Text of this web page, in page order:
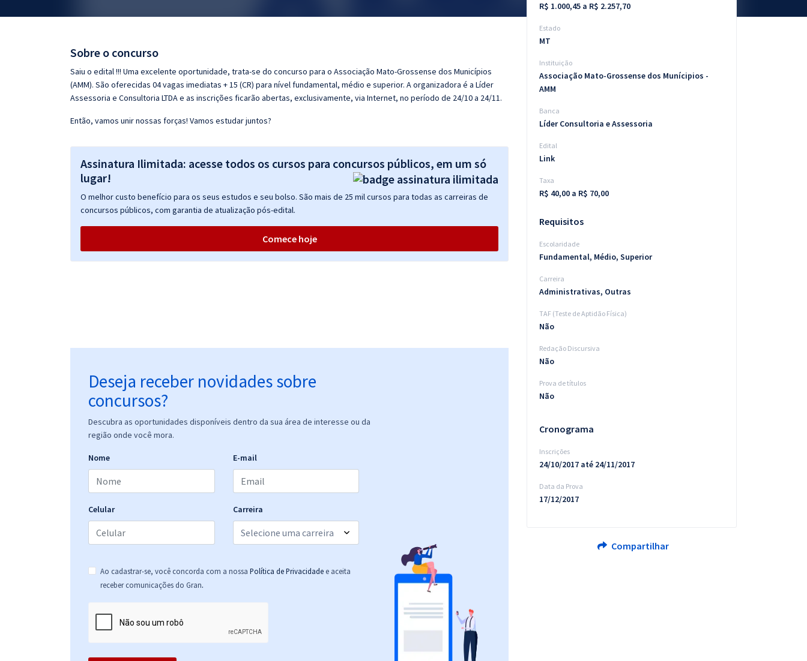
Questões grátis
Conteúdo gratuito
Sobre o concurso
Saiu o edital !!! Uma excelente oportunidade, trata-se do concurso para o Associação Mato-Grossense dos Municípios
(AMM). São oferecidas 04 vagas imediatas + 15 (CR) para nível fundamental, médio e superior. A organizadora é a Líder
Assessoria e Consultoria LTDA e as inscrições ficarão abertas, exclusivamente, via Internet, no período de 24/10 a 24/11.
Então, vamos unir nossas forças! Vamos estudar juntos?
Assinatura Ilimitada: acesse todos os cursos para concursos públicos, em um só
lugar!
O melhor custo benefício para os seus estudos e seu bolso. São mais de 25 mil cursos para todas as carreiras de
concursos públicos, com garantia de atualização pós-edital.
Comece hoje
Deseja receber novidades sobre
concursos?
Descubra as oportunidades disponíveis dentro da sua área de interesse ou da
região onde você mora.
Nome E-mail
Celular Carreira
Ao cadastrar-se, você concorda com a nossa Política de Privacidade e aceita
receber comunicações do Gran.
R$ 1.000,45 a R$ 2.257,70
Estado
MT
Instituição
Associação Mato-Grossense dos Munícipios -
AMM
Banca
Líder Consultoria e Assessoria
Edital
Link
Taxa
R$ 40,00 a R$ 70,00
Requisitos
Escolaridade
Fundamental, Médio, Superior
Carreira
Administrativas, Outras
TAF (Teste de Aptidão Física)
Não
Redação Discursiva
Não
Prova de títulos
Não
Cronograma
Inscrições
24/10/2017 até 24/11/2017
Data da Prova
17/12/2017
Compartilhar